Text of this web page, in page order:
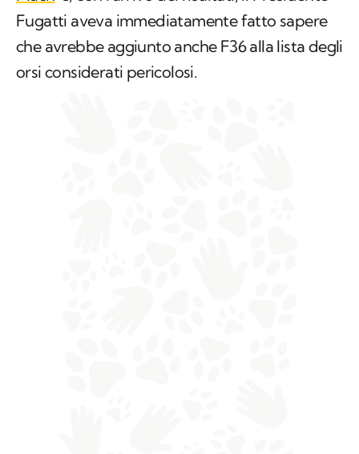
Mache, con l'arrivo dei risultati, il Presidente
Fugatti aveva immediatamente fatto sapere
che avrebbe aggiunto anche F36 alla lista degli